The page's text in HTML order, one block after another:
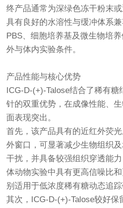
终产品通常为深绿色冻干粉末
具有良好的水溶性与缓冲体系
PBS、细胞培养基及微生物培
外与体内实验条件。
产品性能与核心优势
ICG-D-(+)-Talose结合了稀有
针的双重优势，在成像性能、
面表现突出。
首先，该产品具有的近红外荧
外窗口，可显著减少生物组织
干扰，并具备较强组织穿透能
体动物实验中具有更高信噪比
别适用于低浓度稀有糖动态追踪
其次，ICG-D-(+)-Talose较好保